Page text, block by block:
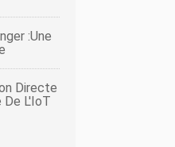
:une
Directe
De L'IoT